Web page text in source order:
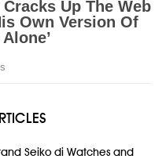
Seiko di Watches and